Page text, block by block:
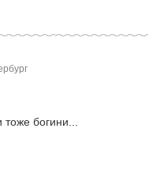
богини...